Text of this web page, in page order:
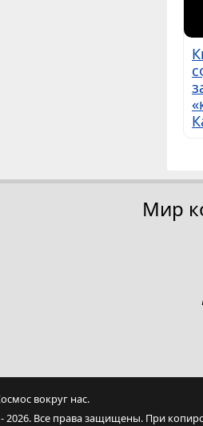
Мир
вокруг нас.
2026. Все права защищены. При